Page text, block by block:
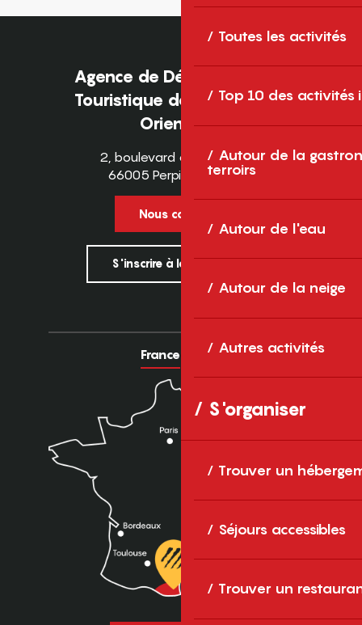
Toutes les activités
Top 10 des activités
Autour de la
terroirs
Autour de l'eau
Autour de la neige
Autres activités
S'organiser
Trouver un
Séjours accessibles
Trouver un
Agence de Développement
Touristique des Pyrénées-
Orientales
2, boulevard des Pyrénées
66005 Perpignan Cedex
Nous contacter
S'inscrire à la newsletter
France Europe